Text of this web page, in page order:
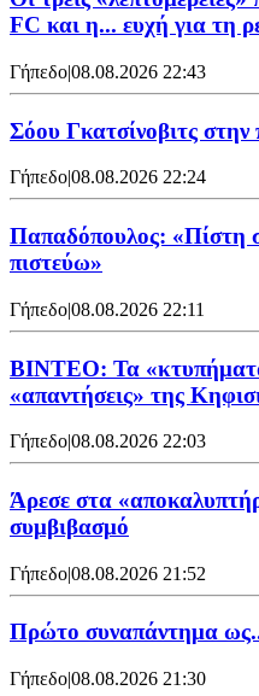
FC και η... ευχή για τη
Γήπεδο|08.08.2026 22:43
Σόου Γκατσίνοβιτς
Γήπεδο|08.08.2026 22:24
Παπαδόπουλος: «Πίστη
πιστεύω»
Γήπεδο|08.08.2026 22:11
ΒΙΝΤΕΟ: Τα
«απαντήσεις» της
Γήπεδο|08.08.2026 22:03
Άρεσε στα
συμβιβασμό
Γήπεδο|08.08.2026 21:52
Πρώτο συναπάντημα
Γήπεδο|08.08.2026 21:30